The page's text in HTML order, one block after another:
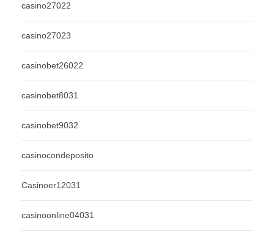
casino27022
casino27023
casinobet26022
casinobet8031
casinobet9032
casinocondeposito
Casinoer12031
casinoonline04031